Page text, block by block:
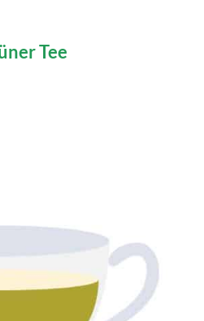
Tee